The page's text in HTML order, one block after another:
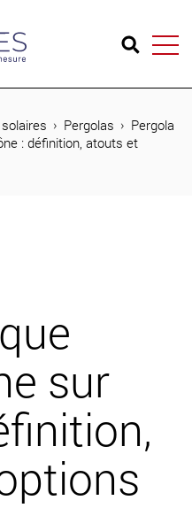
73 Pergolas
Pergola
: définition, atouts et
sur